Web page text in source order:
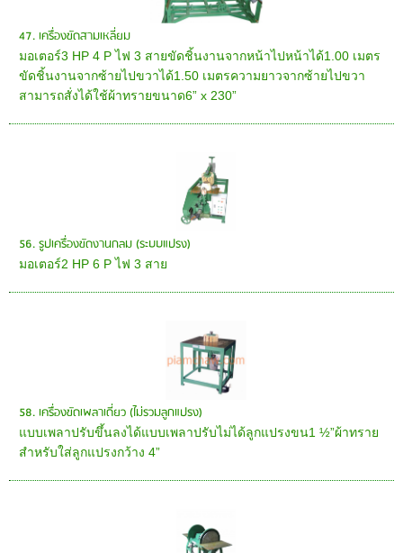
47. เครื่องขัดสามเหลี่ยม
มอเตอร์3 HP 4 P ไฟ 3 สายขัดชิ้นงานจากหน้าไปหน้าได้1.00 เมตร
ขัดชิ้นงานจากซ้ายไปขวาได้1.50 เมตรความยาวจากซ้ายไปขวา
สามารถสั่งได้ใช้ผ้าทรายขนาด6” x 230”
56. รูปเครื่องขัดงานกลม (ระบบแปรง)
มอเตอร์2 HP 6 P ไฟ 3 สาย
58. เครื่องขัดเพลาเดี่ยว (ไม่รวมลูกแปรง)
แบบเพลาปรับขึ้นลงได้แบบเพลาปรับไม่ได้ลูกแปรงขน1 ½”ผ้าทราย
สำหรับใส่ลูกแปรงกว้าง 4”